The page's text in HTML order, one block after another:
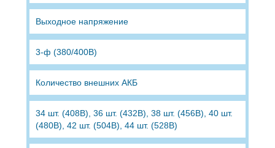
Выходное напряжение
3-ф (380/400В)
Количество внешних АКБ
34 шт. (408В), 36 шт. (432В), 38 шт. (456В), 40 шт.
(480В), 42 шт. (504В), 44 шт. (528В)